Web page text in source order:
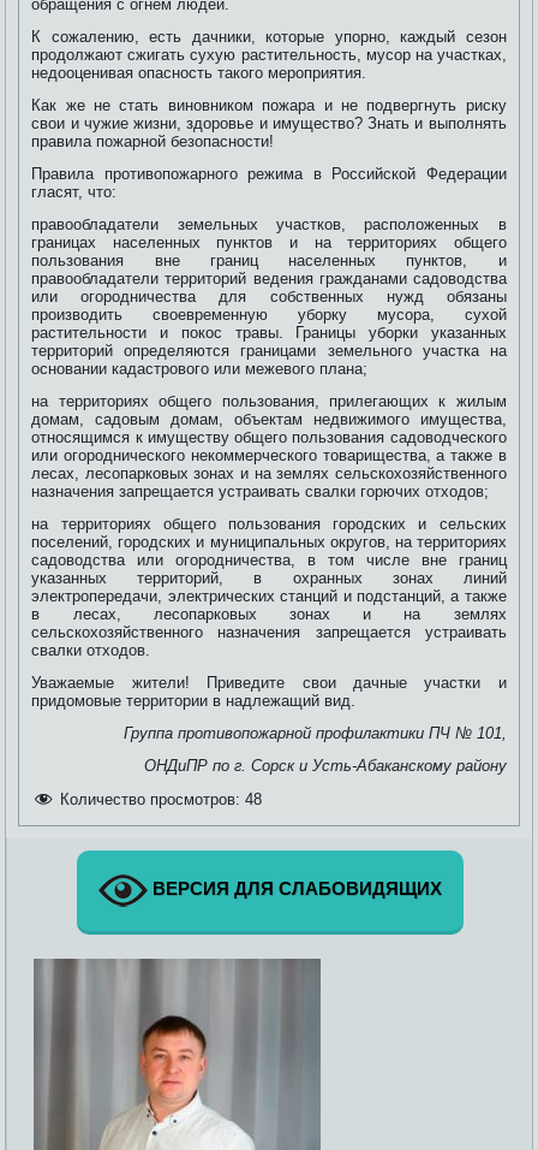
обращения с огнем людей.
К сожалению, есть дачники, которые упорно, каждый сезон
продолжают сжигать сухую растительность, мусор на участках,
недооценивая опасность такого мероприятия.
Как же не стать виновником пожара и не подвергнуть риску
свои и чужие жизни, здоровье и имущество? Знать и выполнять
правила пожарной безопасности!
Правила противопожарного режима в Российской Федерации
гласят, что:
правообладатели земельных участков, расположенных в
границах населенных пунктов и на территориях общего
пользования вне границ населенных пунктов, и
правообладатели территорий ведения гражданами садоводства
или огородничества для собственных нужд обязаны
производить своевременную уборку мусора, сухой
растительности и покос травы. Границы уборки указанных
территорий определяются границами земельного участка на
основании кадастрового или межевого плана;
на территориях общего пользования, прилегающих к жилым
домам, садовым домам, объектам недвижимого имущества,
относящимся к имуществу общего пользования садоводческого
или огороднического некоммерческого товарищества, а также в
лесах, лесопарковых зонах и на землях сельскохозяйственного
назначения запрещается устраивать свалки горючих отходов;
на территориях общего пользования городских и сельских
поселений, городских и муниципальных округов, на территориях
садоводства или огородничества, в том числе вне границ
указанных территорий, в охранных зонах линий
электропередачи, электрических станций и подстанций, а также
в лесах, лесопарковых зонах и на землях
сельскохозяйственного назначения запрещается устраивать
свалки отходов.
Уважаемые жители! Приведите свои дачные участки и
придомовые территории в надлежащий вид.
Группа противопожарной профилактики ПЧ № 101,
ОНДиПР по г. Сорск и Усть-Абаканскому району
Количество просмотров: 48
ВЕРСИЯ ДЛЯ СЛАБОВИДЯЩИХ